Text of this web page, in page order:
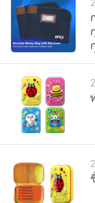
เกี่ยว
กับ
เรา
ทัวร์
โรงงาน
ควบคุม